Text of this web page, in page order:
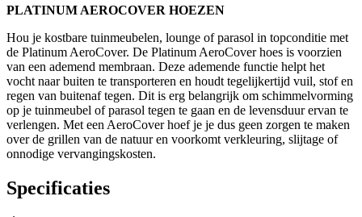
PLATINUM AEROCOVER HOEZEN
Hou je kostbare tuinmeubelen, lounge of parasol in topconditie met
de Platinum AeroCover. De Platinum AeroCover hoes is voorzien
van een ademend membraan. Deze ademende functie helpt het
vocht naar buiten te transporteren en houdt tegelijkertijd vuil, stof en
regen van buitenaf tegen. Dit is erg belangrijk om schimmelvorming
op je tuinmeubel of parasol tegen te gaan en de levensduur ervan te
verlengen. Met een AeroCover hoef je je dus geen zorgen te maken
over de grillen van de natuur en voorkomt verkleuring, slijtage of
onnodige vervangingskosten.
Specificaties